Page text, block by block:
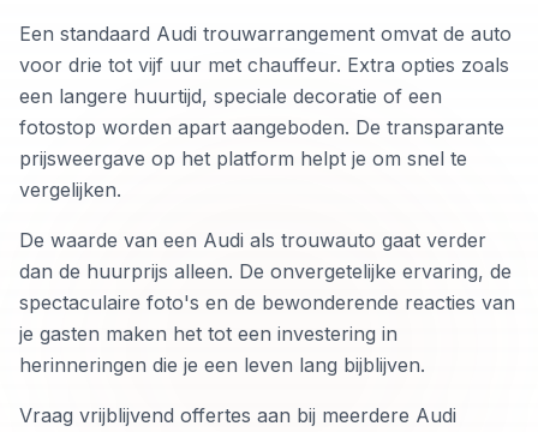
Een standaard Audi trouwarrangement omvat de auto
voor drie tot vijf uur met chauffeur. Extra opties zoals
een langere huurtijd, speciale decoratie of een
fotostop worden apart aangeboden. De transparante
prijsweergave op het platform helpt je om snel te
vergelijken.
De waarde van een Audi als trouwauto gaat verder
dan de huurprijs alleen. De onvergetelijke ervaring, de
spectaculaire foto's en de bewonderende reacties van
je gasten maken het tot een investering in
herinneringen die je een leven lang bijblijven.
Vraag vrijblijvend offertes aan bij meerdere Audi